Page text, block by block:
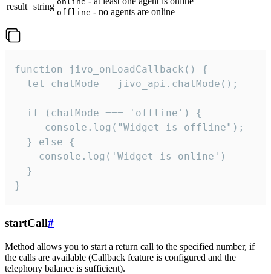
result string
offline - no agents are online
function jivo_onLoadCallback() {
  let chatMode = jivo_api.chatMode();
  if (chatMode === 'offline') {
     console.log("Widget is offline");
  } else {
    console.log('Widget is online')
  }
}
startCall#
Method allows you to start a return call to the specified number, if
the calls are available (Callback feature is configured and the
telephony balance is sufficient).